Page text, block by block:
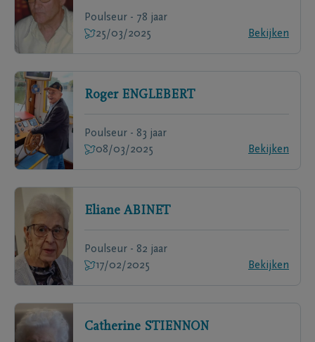
Poulseur - 78 jaar
25/03/2025
Bekijken
Roger ENGLEBERT
Poulseur - 83 jaar
08/03/2025
Bekijken
Eliane ABINET
Poulseur - 82 jaar
17/02/2025
Bekijken
Catherine STIENNON